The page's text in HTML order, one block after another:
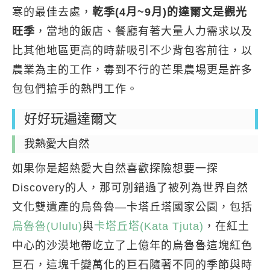
寒的最佳去處， 乾季(4月~9月)的達爾文是觀光
旺季 ，當地的飯店、餐廳有著大量人力需求以及
比其他地區更高的時薪吸引不少背包客前往，以
農業為主的工作，毒到不行的芒果農場更是許多
包包們搶手的熱門工作。
好好玩遍達爾文
我熱愛大自然
如果你是超熱愛大自然喜歡探險想要一探
Discovery的人，那可別錯過了被列為世界自然
文化雙遺產的烏魯魯—卡塔丘塔國家公園，包括
烏魯魯(Ululu)與卡塔丘塔(Kata Tjuta) ，在紅土
中心的沙漠地帶屹立了上億年的烏魯魯這塊紅色
巨石，這塊千變萬化的巨石隨著不同的季節與時